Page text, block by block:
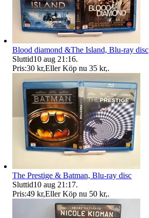
Blood diamond &The Island, Blu-ray disc
Sluttid10 aug 21:16.
Pris:30 kr,Eller Köp nu 35 kr,.
The Prestige & Batman, Blu-ray disc
Sluttid10 aug 21:17.
Pris:49 kr,Eller Köp nu 50 kr,.